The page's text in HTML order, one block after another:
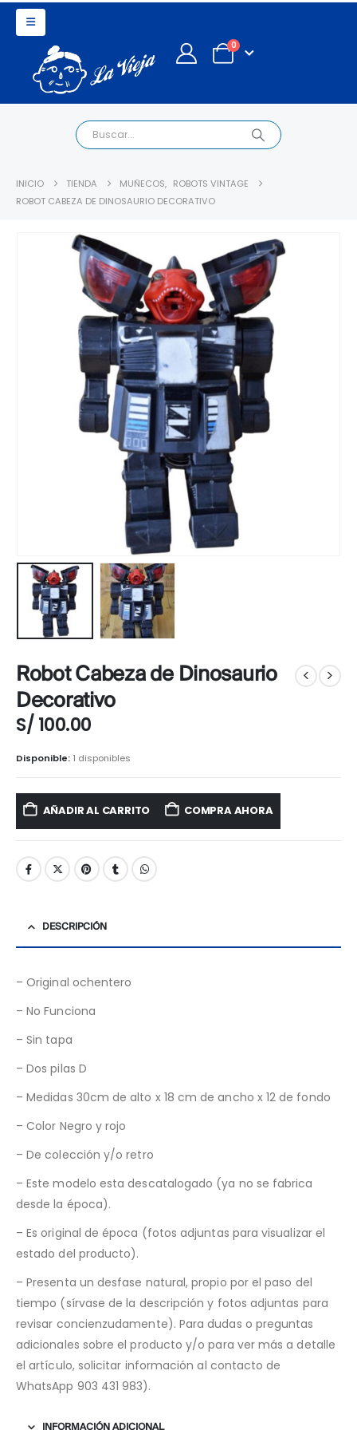
0
INICIO TIENDA MUÑECOS, ROBOTS VINTAGE
ROBOT CABEZA DE DINOSAURIO DECORATIVO
Robot Cabeza de Dinosaurio
Decorativo
S/ 100.00
Disponible: 1 disponibles
AÑADIR AL CARRITO COMPRA AHORA
DESCRIPCIÓN
– Original ochentero
– No Funciona
– Sin tapa
– Dos pilas D
– Medidas 30cm de alto x 18 cm de ancho x 12 de fondo
– Color Negro y rojo
– De colección y/o retro
– Este modelo esta descatalogado (ya no se fabrica
desde la época).
– Es original de época (fotos adjuntas para visualizar el
estado del producto).
– Presenta un desfase natural, propio por el paso del
tiempo (sírvase de la descripción y fotos adjuntas para
revisar concienzudamente). Para dudas o preguntas
adicionales sobre el producto y/o para ver más a detalle
el artículo, solicitar información al contacto de
WhatsApp 903 431 983).
INFORMACIÓN ADICIONAL